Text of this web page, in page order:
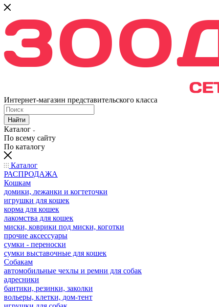
Интернет-магазин представительского класса
Найти
Каталог
По всему сайту
По каталогу
Каталог
РАСПРОДАЖА
Кошкам
домики, лежанки и когтеточки
игрушки для кошек
корма для кошек
лакомства для кошек
миски, коврики под миски, коготки
прочие аксессуары
сумки - переноски
сумки выставочные для кошек
Собакам
автомобильные чехлы и ремни для собак
адресники
бантики, резинки, заколки
вольеры, клетки, дом-тент